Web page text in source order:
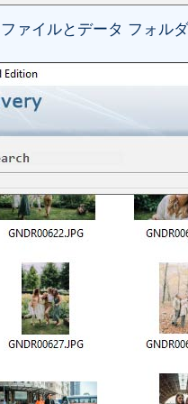
ァイルとデータ フォル